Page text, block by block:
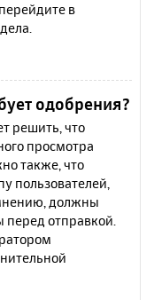
в
одобрения?
решить, что
просмотра
также, что
пользователей,
должны
отправкой.